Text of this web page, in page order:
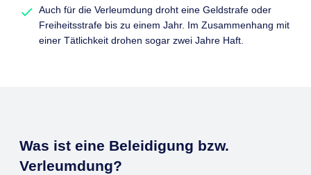
Auch für die Verleumdung droht eine Geldstrafe oder
Freiheitsstrafe bis zu einem Jahr. Im Zusammenhang mit
einer Tätlichkeit drohen sogar zwei Jahre Haft.
Was ist eine Beleidigung bzw.
Verleumdung?